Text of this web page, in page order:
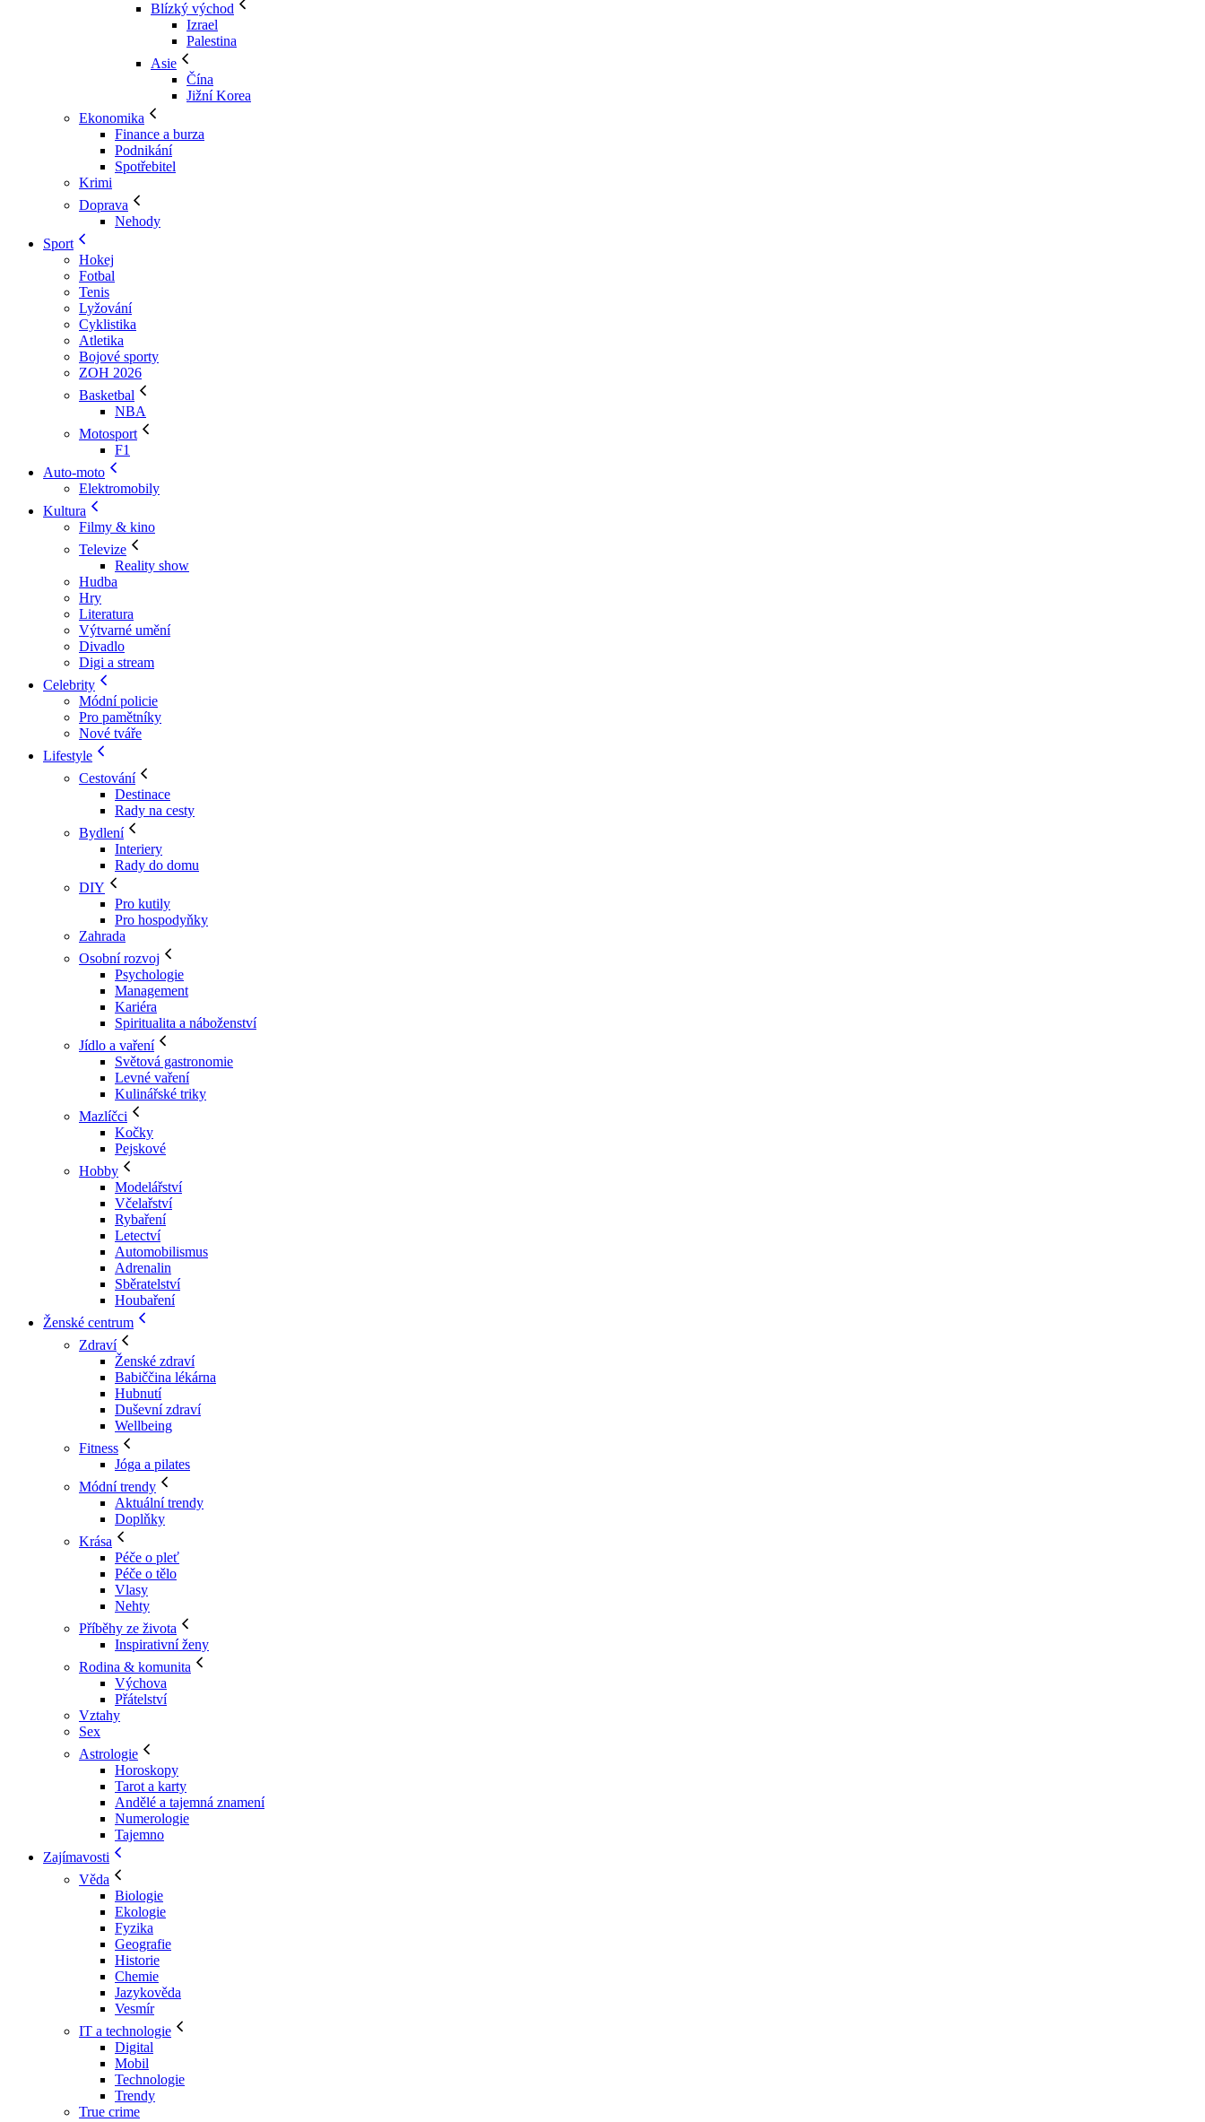
Blízký východ
Izrael
Palestina
Asie
Čína
Jižní Korea
Ekonomika
Finance a burza
Podnikání
Spotřebitel
Krimi
Doprava
Nehody
Sport
Hokej
Fotbal
Tenis
Lyžování
Cyklistika
Atletika
Bojové sporty
ZOH 2026
Basketbal
NBA
Motosport
F1
Auto-moto
Elektromobily
Kultura
Filmy & kino
Televize
Reality show
Hudba
Hry
Literatura
Výtvarné umění
Divadlo
Digi a stream
Celebrity
Módní policie
Pro pamětníky
Nové tváře
Lifestyle
Cestování
Destinace
Rady na cesty
Bydlení
Interiery
Rady do domu
DIY
Pro kutily
Pro hospodyňky
Zahrada
Osobní rozvoj
Psychologie
Management
Kariéra
Spiritualita a náboženství
Jídlo a vaření
Světová gastronomie
Levné vaření
Kulinářské triky
Mazlíčci
Kočky
Pejskové
Hobby
Modelářství
Včelařství
Rybaření
Letectví
Automobilismus
Adrenalin
Sběratelství
Houbaření
Ženské centrum
Zdraví
Ženské zdraví
Babiččina lékárna
Hubnutí
Duševní zdraví
Wellbeing
Fitness
Jóga a pilates
Módní trendy
Aktuální trendy
Doplňky
Krása
Péče o pleť
Péče o tělo
Vlasy
Nehty
Příběhy ze života
Inspirativní ženy
Rodina & komunita
Výchova
Přátelství
Vztahy
Sex
Astrologie
Horoskopy
Tarot a karty
Andělé a tajemná znamení
Numerologie
Tajemno
Zajímavosti
Věda
Biologie
Ekologie
Fyzika
Geografie
Historie
Chemie
Jazykověda
Vesmír
IT a technologie
Digital
Mobil
Technologie
Trendy
True crime